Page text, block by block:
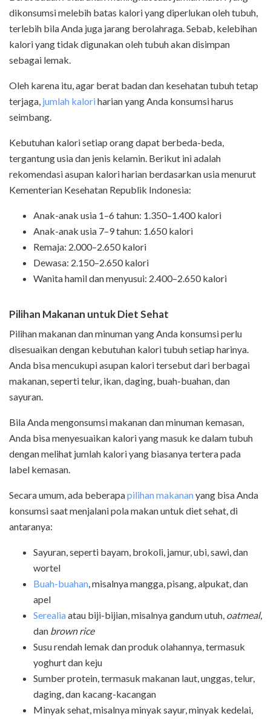
dikonsumsi melebih batas kalori yang diperlukan oleh tubuh,
terlebih bila Anda juga jarang berolahraga. Sebab, kelebihan
kalori yang tidak digunakan oleh tubuh akan disimpan
sebagai lemak.
Oleh karena itu, agar berat badan dan kesehatan tubuh tetap
terjaga, jumlah kaloriharian yang Anda konsumsi harus
seimbang.
Kebutuhan kalori setiap orang dapat berbeda-beda,
tergantung usia dan jenis kelamin. Berikut ini adalah
rekomendasi asupan kalori harian berdasarkan usia menurut
Kementerian Kesehatan Republik Indonesia:
Anak-anak usia 1–6 tahun: 1.350–1.400 kalori
Anak-anak usia 7–9 tahun: 1.650 kalori
Remaja: 2.000–2.650 kalori
Dewasa: 2.150–2.650 kalori
Wanita hamil dan menyusui: 2.400–2.650 kalori
Pilihan Makanan untuk Diet Sehat
Pilihan makanan dan minuman yang Anda konsumsi perlu
disesuaikan dengan kebutuhan kalori tubuh setiap harinya.
Anda bisa mencukupi asupan kalori tersebut dari berbagai
makanan, seperti telur, ikan, daging, buah-buahan, dan
sayuran.
Bila Anda mengonsumsi makanan dan minuman kemasan,
Anda bisa menyesuaikan kalori yang masuk ke dalam tubuh
dengan melihat jumlah kalori yang biasanya tertera pada
label kemasan.
Secara umum, ada beberapapilihan makananyang bisa Anda
konsumsi saat menjalani pola makan untuk diet sehat, di
antaranya:
Sayuran, seperti bayam, brokoli, jamur, ubi, sawi, dan
wortel
Buah-buahan, misalnya mangga, pisang, alpukat, dan
apel
Serealiaatau biji-bijian, misalnya gandum utuh, oatmeal,
dan brown rice
Susu rendah lemak dan produk olahannya, termasuk
yoghurt dan keju
Sumber protein, termasuk makanan laut, unggas, telur,
daging, dan kacang-kacangan
Minyak sehat, misalnya minyak sayur, minyak kedelai,